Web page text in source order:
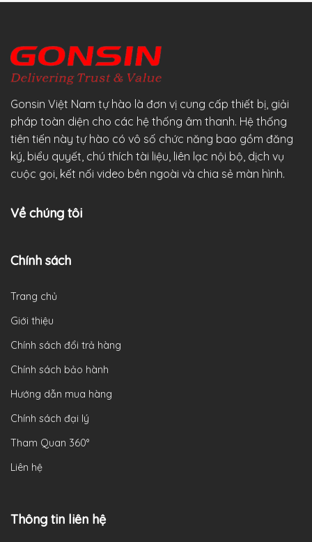
Gonsin Việt Nam tự hào là đơn vị cung cấp thiết bị, giải
pháp toàn diện cho các hệ thống âm thanh. Hệ thống
tiên tiến này tự hào có vô số chức năng bao gồm đăng
ký, biểu quyết, chú thích tài liệu, liên lạc nội bộ, dịch vụ
cuộc gọi, kết nối video bên ngoài và chia sẻ màn hình.
Về chúng tôi
Chính sách
Trang chủ
Giới thiệu
Chính sách đổi trả hàng
Chính sách bảo hành
Hướng dẫn mua hàng
Chính sách đại lý
Tham Quan 360°
Liên hệ
Thông tin liên hệ